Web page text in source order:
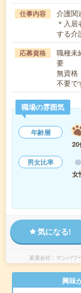
仕事内容
介護関
＊入
する介
応募資格
職種未
要
無資格
不要で
職場の雰囲気
年齢層
20
男女比率
女
気になる!
派遣会社 マンパワ
興味